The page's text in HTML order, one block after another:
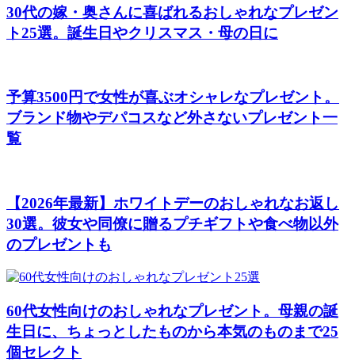
30代の嫁・奥さんに喜ばれるおしゃれなプレゼン
ト25選。誕生日やクリスマス・母の日に
予算3500円で女性が喜ぶオシャレなプレゼント。
ブランド物やデパコスなど外さないプレゼント一
覧
【2026年最新】ホワイトデーのおしゃれなお返し
30選。彼女や同僚に贈るプチギフトや食べ物以外
のプレゼントも
60代女性向けのおしゃれなプレゼント。母親の誕
生日に、ちょっとしたものから本気のものまで25
個セレクト